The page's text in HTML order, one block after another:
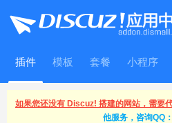
插件 模板 套餐 小程序
WitFrame
如果您还没有 Discuz! 搭建的网站，需要
他服务，咨询QQ